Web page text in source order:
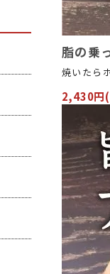
脂の乗
焼いたら
2,430円